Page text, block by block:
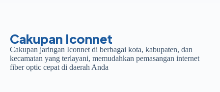
Cakupan Iconnet
Cakupan jaringan Iconnet di berbagai kota, kabupaten, dan
kecamatan yang terlayani, memudahkan pemasangan internet
fiber optic cepat di daerah Anda